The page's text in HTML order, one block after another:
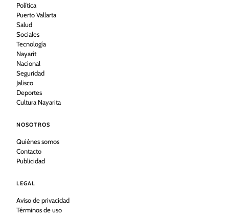
Política
Puerto Vallarta
Salud
Sociales
Tecnología
Nayarit
Nacional
Seguridad
Jalisco
Deportes
Cultura Nayarita
NOSOTROS
Quiénes somos
Contacto
Publicidad
LEGAL
Aviso de privacidad
Términos de uso